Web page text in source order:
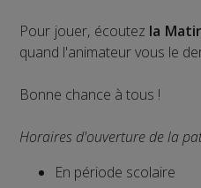
Pour jouer, écoutez la
quand l'animateur vous le
Bonne chance à tous !
Horaires d'ouverture de la
En période scolaire